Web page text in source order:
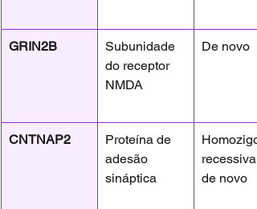
GRIN2B
Subunidade
do receptor
NMDA
De novo
CNTNAP2
Proteína de
adesão
sináptica
recessiva
de novo